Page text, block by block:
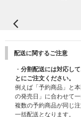
配送に関するご注意
・ 分割配送には対応し
とにご注文ください。
例えば「予約商品」と
の発売日」に合わせて
複数の予約商品が同じ
一括配送となります。